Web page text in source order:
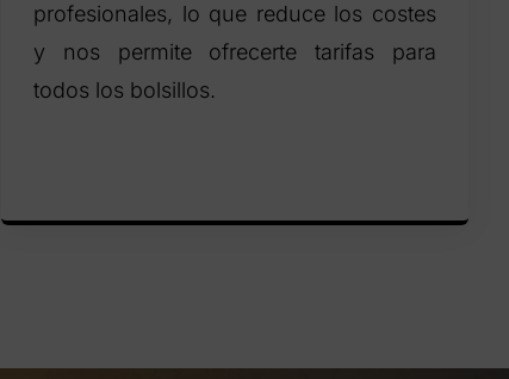
profesionales, lo que reduce los costes
y nos permite ofrecerte tarifas para
todos los bolsillos.